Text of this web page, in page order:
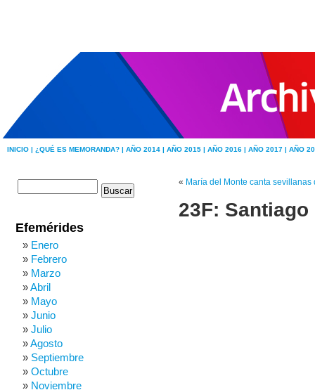
INICIO | ¿QUÉ ES MEMORANDA? | AÑO 2014 | AÑO 2015 | AÑO 2016 | AÑO 2017 | AÑO
« María del Monte canta sevillanas
23F:
Efemérides
Enero
Febrero
Marzo
Abril
Mayo
Junio
Julio
Agosto
Septiembre
Octubre
Noviembre